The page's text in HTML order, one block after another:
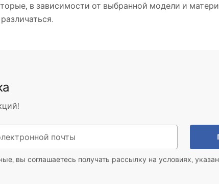
в зависимости от выбранной модели и
вы соглашаетесь получать рассылку на условиях,